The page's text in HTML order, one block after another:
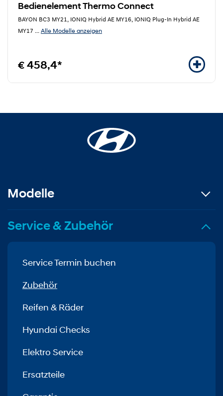
Bedienelement Thermo Connect
BAYON BC3 MY21, IONIQ Hybrid AE MY16, IONIQ Plug-In Hybrid AE
MY17 ... Alle Modelle anzeigen
€ 458,4*
Modelle
Service & Zubehör
Service Termin buchen
Zubehör
Reifen & Räder
Hyundai Checks
Elektro Service
Ersatzteile